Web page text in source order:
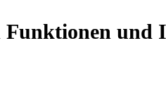
Funktionen und